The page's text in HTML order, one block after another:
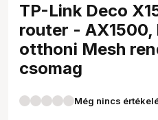
TP-Link Deco
router -
otthoni Mesh
csomag
Még nincs